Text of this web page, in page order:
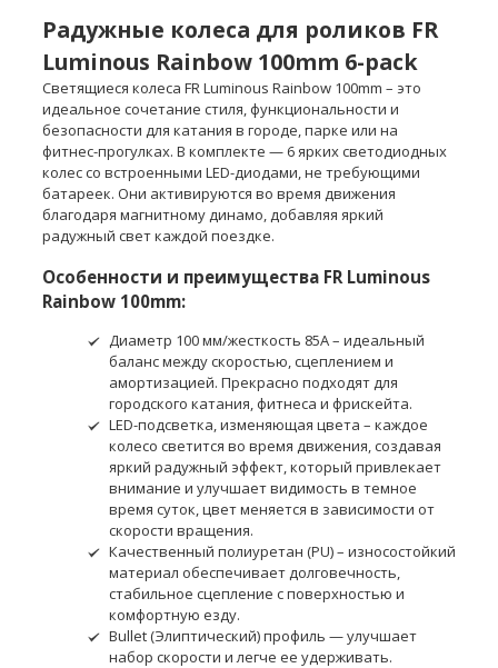
Радужные колеса для роликов FR
Luminous Rainbow 100mm 6-pack
Светящиеся колеса FR Luminous Rainbow 100mm – это
идеальное сочетание стиля, функциональности и
безопасности для катания в городе, парке или на
фитнес-прогулках. В комплекте — 6 ярких светодиодных
колес со встроенными LED-диодами, не требующими
батареек. Они активируются во время движения
благодаря магнитному динамо, добавляя яркий
радужный свет каждой поездке.
Особенности и преимущества FR Luminous
Rainbow 100mm:
Диаметр 100 мм/жесткость 85A – идеальный
баланс между скоростью, сцеплением и
амортизацией. Прекрасно подходят для
городского катания, фитнеса и фрискейта.
LED-подсветка, изменяющая цвета – каждое
колесо светится во время движения, создавая
яркий радужный эффект, который привлекает
внимание и улучшает видимость в темное
время суток, цвет меняется в зависимости от
скорости вращения.
Качественный полиуретан (PU) – износостойкий
материал обеспечивает долговечность,
стабильное сцепление с поверхностью и
комфортную езду.
Bullet (Элиптический) профиль — улучшает
набор скорости и легче ее удерживать.